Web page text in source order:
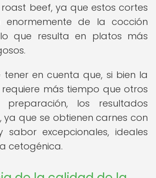
beef, ya que estos cortes
enormemente de la cocción
que resulta en platos más
tener en cuenta que, si bien la
más tiempo que otros
los resultados
ya que se obtienen carnes con
sabor excepcionales, ideales
cetogénica.